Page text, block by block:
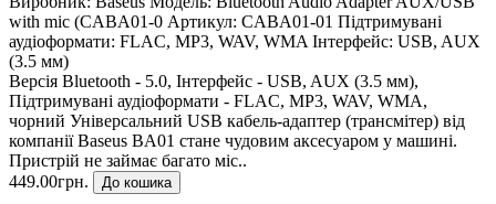
with mic (CABA01-0 Артикул: CABA01-01 Підтримувані
аудіоформати: FLAC, MP3, WAV, WMA Інтерфейс: USB, AUX
(3.5 мм)
Версія Bluetooth - 5.0, Інтерфейс - USB, AUX (3.5 мм),
Підтримувані аудіоформати - FLAC, MP3, WAV, WMA,
чорний Універсальний USB кабель-адаптер (трансмітер) від
компанії Baseus BA01 стане чудовим аксесуаром у машині.
Пристрій не займає багато міс..
449.00грн.
До кошика